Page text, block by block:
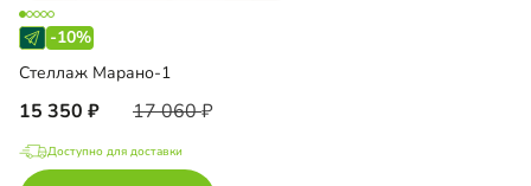
-10%
Стеллаж Марано-1
15 350 17 060
Доступно для доставки